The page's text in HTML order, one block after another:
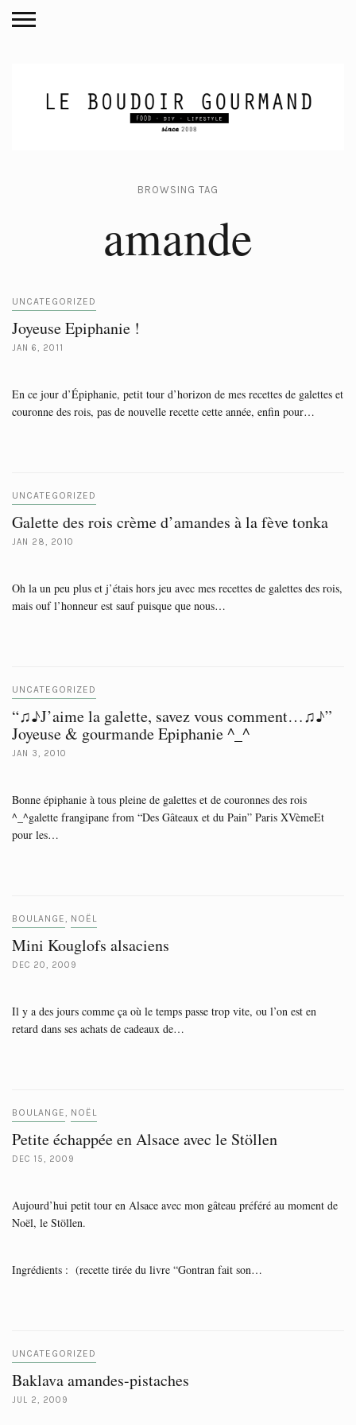
BROWSING TAG
amande
UNCATEGORIZED
Joyeuse Epiphanie !
JAN 6, 2011
En ce jour d’Épiphanie, petit tour d’horizon de mes recettes de galettes et
couronne des rois, pas de nouvelle recette cette année, enfin pour…
UNCATEGORIZED
Galette des rois crème d’amandes à la fève tonka
JAN 28, 2010
Oh la un peu plus et j’étais hors jeu avec mes recettes de galettes des rois,
mais ouf l’honneur est sauf puisque que nous…
UNCATEGORIZED
“♫♪J’aime la galette, savez vous comment…♫♪”
Joyeuse & gourmande Epiphanie ^_^
JAN 3, 2010
Bonne épiphanie à tous pleine de galettes et de couronnes des rois
^_^galette frangipane from “Des Gâteaux et du Pain” Paris XVèmeEt
pour les…
BOULANGE, NOËL
Mini Kouglofs alsaciens
DEC 20, 2009
Il y a des jours comme ça où le temps passe trop vite, ou l’on est en
retard dans ses achats de cadeaux de…
BOULANGE, NOËL
Petite échappée en Alsace avec le Stöllen
DEC 15, 2009
Aujourd’hui petit tour en Alsace avec mon gâteau préféré au moment de
Noël, le Stöllen.
Ingrédients : (recette tirée du livre “Gontran fait son…
UNCATEGORIZED
Baklava amandes-pistaches
JUL 2, 2009